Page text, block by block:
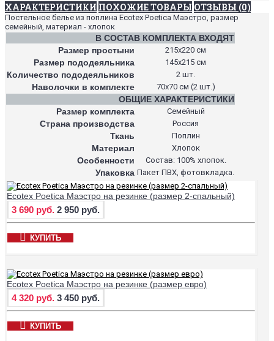
ХАРАКТЕРИСТИКИ ПОХОЖИЕ ТОВАРЫ ОТЗЫВЫ (0)
Постельное белье из поплина Ecotex Poetica Маэстро, размер
семейный, материал - хлопок
В СОСТАВ КОМПЛЕКТА ВХОДЯТ
Размер простыни
215х220 см
Размер пододеяльника 145х215 см
Количество пододеяльников 2 шт.
Наволочки в комплекте 70х70 см (2 шт.)
ОБЩИЕ ХАРАКТЕРИСТИКИ
Размер комплекта
Семейный
Страна производства Россия
Ткань Поплин
Материал Хлопок
Особенности Состав: 100% хлопок.
Упаковка Пакет ПВХ, фотовкладка.
Ecotex Poetica Маэстро на резинке (размер 2-спальный)
3 690 руб. 2 950 руб.
КУПИТЬ
Ecotex Poetica Маэстро на резинке (размер евро)
4 320 руб. 3 450 руб.
КУПИТЬ